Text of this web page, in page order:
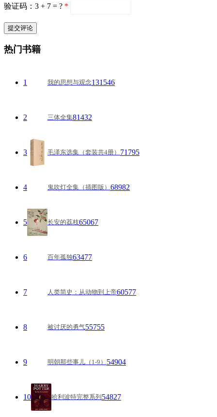
验证码：3 + 7 = ? *
热门书籍
1 我的思想与观念131546
2 三体全集81432
3 毛泽东选集（套装共4册） 71795
4 鬼吹灯全集（插图版） 68982
5 长安的荔枝65067
6 百年孤独63477
7 人类简史：从动物到上帝60577
8 被讨厌的勇气55755
9 明朝那些事儿（1-9） 54904
10 哈利波特完整系列 54827